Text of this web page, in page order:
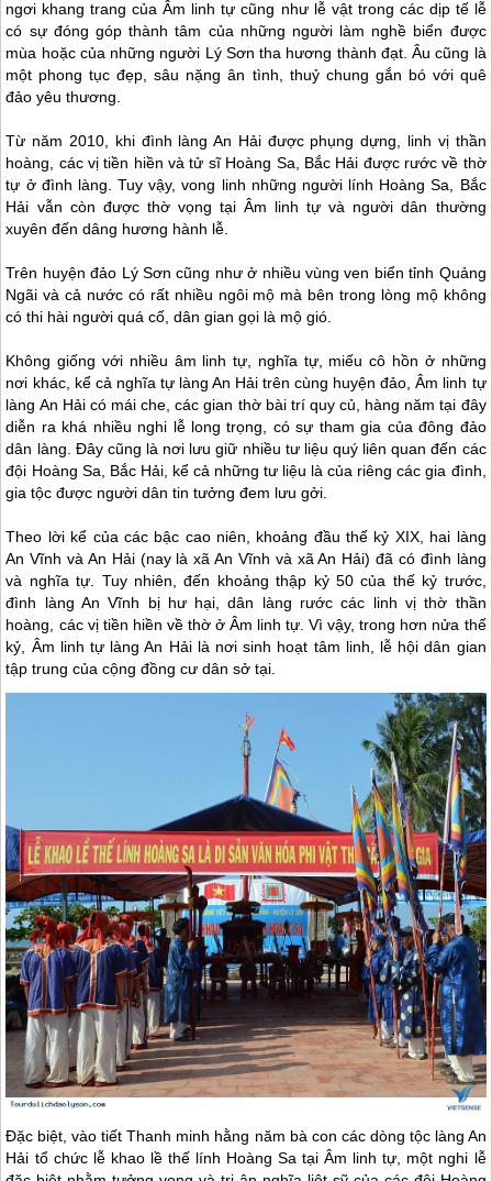
ngơi khang trang của Âm linh tự cũng như lễ vật trong các dịp tế lễ
có sự đóng góp thành tâm của những người làm nghề biển được
mùa hoặc của những người Lý Sơn tha hương thành đạt. Âu cũng là
một phong tục đẹp, sâu nặng ân tình, thuỷ chung gắn bó với quê
đảo yêu thương.
Từ năm 2010, khi đình làng An Hải được phụng dựng, linh vị thần
hoàng, các vị tiền hiền và tử sĩ Hoàng Sa, Bắc Hải được rước về thờ
tự ở đình làng. Tuy vậy, vong linh những người lính Hoàng Sa, Bắc
Hải vẫn còn được thờ vọng tại Âm linh tự và người dân thường
xuyên đến dâng hương hành lễ.
Trên huyện đảo Lý Sơn cũng như ở nhiều vùng ven biển tỉnh Quảng
Ngãi và cả nước có rất nhiều ngôi mộ mà bên trong lòng mộ không
có thi hài người quá cố, dân gian gọi là mộ gió.
Không giống với nhiều âm linh tự, nghĩa tự, miếu cô hồn ở những
nơi khác, kể cả nghĩa tự làng An Hải trên cùng huyện đảo, Âm linh tự
làng An Hải có mái che, các gian thờ bài trí quy củ, hàng năm tại đây
diễn ra khá nhiều nghi lễ long trọng, có sự tham gia của đông đảo
dân làng. Đây cũng là nơi lưu giữ nhiều tư liệu quý liên quan đến các
đội Hoàng Sa, Bắc Hải, kể cả những tư liệu là của riêng các gia đình,
gia tộc được người dân tin tưởng đem lưu gởi.
Theo lời kể của các bậc cao niên, khoảng đầu thế kỷ XIX, hai làng
An Vĩnh và An Hải (nay là xã An Vĩnh và xã An Hải) đã có đình làng
và nghĩa tự. Tuy nhiên, đến khoảng thập kỷ 50 của thế kỷ trước,
đình làng An Vĩnh bị hư hại, dân làng rước các linh vị thờ thần
hoàng, các vị tiền hiền về thờ ở Âm linh tự. Vì vậy, trong hơn nửa thế
kỷ, Âm linh tự làng An Hải là nơi sinh hoạt tâm linh, lễ hội dân gian
tập trung của cộng đồng cư dân sở tại.
Đặc biệt, vào tiết Thanh minh hằng năm bà con các dòng tộc làng An
Hải tổ chức lễ khao lề thế lính Hoàng Sa tại Âm linh tự, một nghi lễ